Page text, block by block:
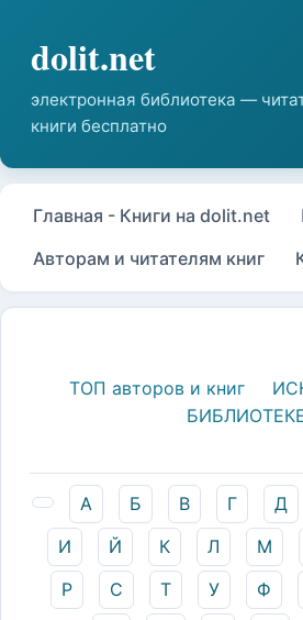
Главная - Книги на dolit.net
Авторам и читателям книг
ТОП авторов и книг
А Б В Г Д
И
Й К Л М
Р
С Т У Ф